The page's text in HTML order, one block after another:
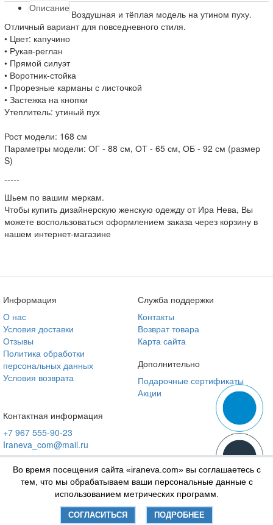
Описание
Воздушная и тёплая модель на утином пуху.
Отличный вариант для повседневного стиля.
• Цвет: капучино
• Рукав-реглан
• Прямой силуэт
• Воротник-стойка
• Прорезные карманы с листочкой
• Застежка на кнопки
Утеплитель: утиный пух
Рост модели: 168 см
Параметры модели: ОГ - 88 см, ОТ - 65 см, ОБ - 92 см (размер
S)
-----
Шьем по вашим меркам.
Чтобы купить дизайнерскую женскую одежду от Ира Нева, Вы
можете воспользоваться оформлением заказа через корзину в
нашем интернет-магазине
Информация
О нас
Условия доставки
Отзывы
Политика обработки
персональных данных
Условия возврата
Служба поддержки
Контакты
Возврат товара
Карта сайта
Дополнительно
Подарочные сертификаты
Акции
Контактная информация
+7 967 555-90-23
Iraneva_com@mail.ru
Во время посещения сайта «iraneva.com» вы соглашаетесь с
тем, что мы обрабатываем ваши персональные данные с
использованием метрических программ.
СОГЛАСИТЬСЯ ПОДРОБНЕЕ